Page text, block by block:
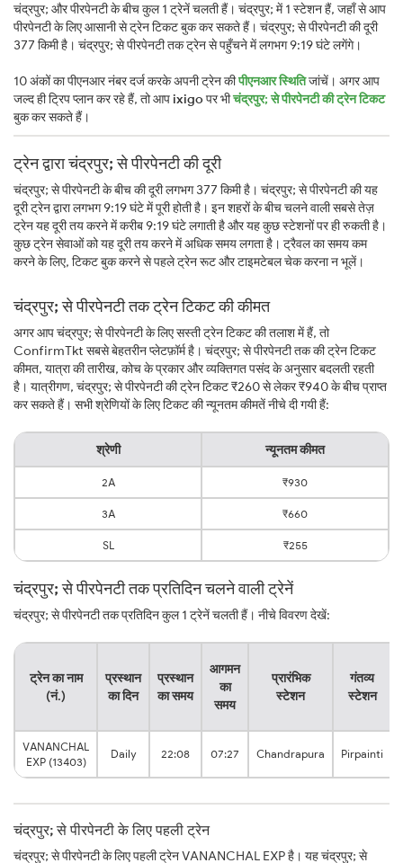
चंद्रपुर; और पीरपेनटी के बीच कुल 1 ट्रेनें चलती हैं। चंद्रपुर; में 1 स्टेशन हैं, जहाँ से आप
पीरपेनटी के लिए आसानी से ट्रेन टिकट बुक कर सकते हैं। चंद्रपुर; से पीरपेनटी की दूरी
377 किमी है। चंद्रपुर; से पीरपेनटी तक ट्रेन से पहुँचने में लगभग 9:19 घंटे लगेंगे।
10 अंकों का पीएनआर नंबर दर्ज करके अपनी ट्रेन कीपीएनआर स्थितिजांचें। अगर आप
जल्द ही ट्रिप प्लान कर रहे हैं, तो आपixigoपर भीचंद्रपुर; से पीरपेनटी की ट्रेन टिकट
बुक कर सकते हैं।
ट्रेन द्वारा चंद्रपुर; से पीरपेनटी की दूरी
चंद्रपुर; से पीरपेनटी के बीच की दूरी लगभग 377 किमी है। चंद्रपुर; से पीरपेनटी की यह
दूरी ट्रेन द्वारा लगभग 9:19 घंटे में पूरी होती है। इन शहरों के बीच चलने वाली सबसे तेज़
ट्रेन यह दूरी तय करने में करीब 9:19 घंटे लगाती है और यह कुछ स्टेशनों पर ही रुकती है।
कुछ ट्रेन सेवाओं को यह दूरी तय करने में अधिक समय लगता है। ट्रैवल का समय कम
करने के लिए, टिकट बुक करने से पहले ट्रेन रूट और टाइमटेबल चेक करना न भूलें।
चंद्रपुर; से पीरपेनटी तक ट्रेन टिकट की कीमत
अगर आप चंद्रपुर; से पीरपेनटी के लिए सस्ती ट्रेन टिकट की तलाश में हैं, तो
ConfirmTkt सबसे बेहतरीन प्लेटफ़ॉर्म है। चंद्रपुर; से पीरपेनटी तक की ट्रेन टिकट
कीमत, यात्रा की तारीख, कोच के प्रकार और व्यक्तिगत पसंद के अनुसार बदलती रहती
है। यात्रीगण, चंद्रपुर; से पीरपेनटी की ट्रेन टिकट ₹260 से लेकर ₹940 के बीच प्राप्त
कर सकते हैं। सभी श्रेणियों के लिए टिकट की न्यूनतम कीमतें नीचे दी गयी हैं:
श्रेणी न्यूनतम कीमत
2A ₹930
3A ₹660
SL ₹255
चंद्रपुर; से पीरपेनटी तक प्रतिदिन चलने वाली ट्रेनें
चंद्रपुर; से पीरपेनटी तक प्रतिदिन कुल 1 ट्रेनें चलती हैं। नीचे विवरण देखें:
ट्रेन का नाम
(नं.)
प्रस्थान
का दिन
प्रस्थान
का समय
आगमन
का
समय
प्रारंभिक
स्टेशन
गंतव्य
स्टेशन
VANANCHAL
EXP (13403)
Daily 22:08 07:27 Chandrapura Pirpainti
चंद्रपुर; से पीरपेनटी के लिए पहली ट्रेन
चंद्रपुर; से पीरपेनटी के लिए पहली ट्रेन VANANCHAL EXP है। यह चंद्रपुर; से